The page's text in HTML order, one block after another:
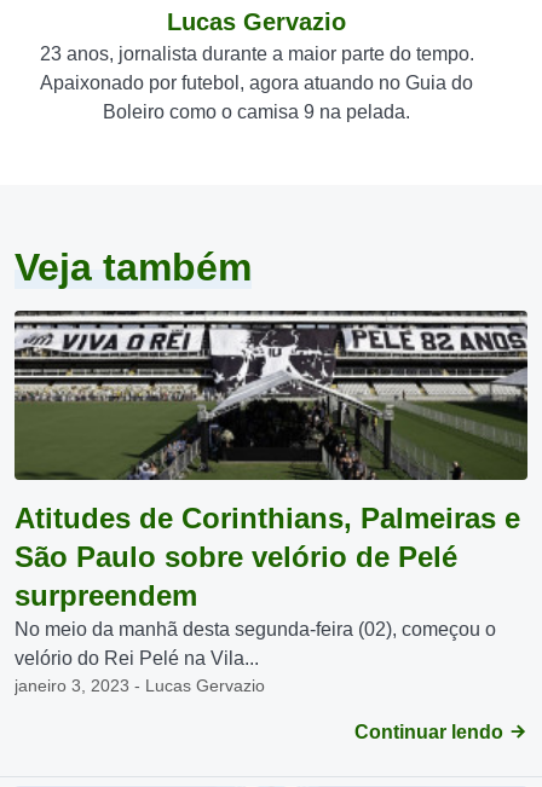
Lucas Gervazio
23 anos, jornalista durante a maior parte do tempo.
Apaixonado por futebol, agora atuando no Guia do
Boleiro como o camisa 9 na pelada.
Veja também
Atitudes de Corinthians, Palmeiras e
São Paulo sobre velório de Pelé
surpreendem
No meio da manhã desta segunda-feira (02), começou o
velório do Rei Pelé na Vila...
janeiro 3, 2023 - Lucas Gervazio
Continuar lendo